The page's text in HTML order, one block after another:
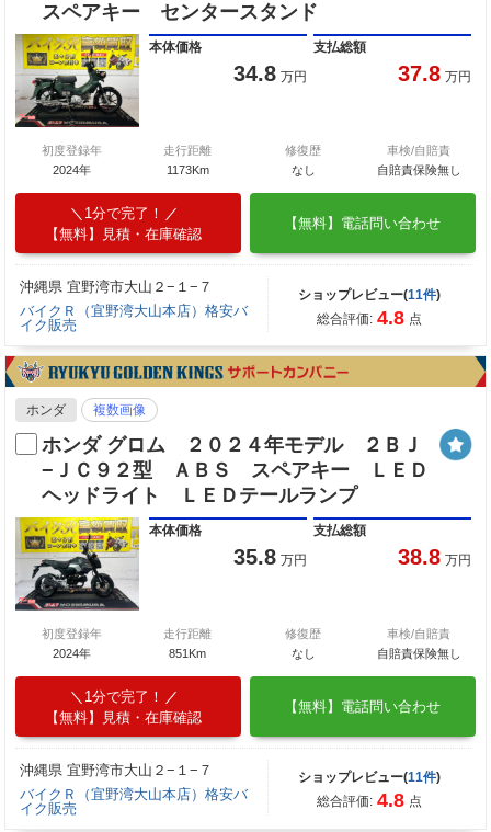
スペアキー センタースタンド
本体価格
34.8 万円
支払総額
37.8 万円
初度登録年
2024年
走行距離
1173Km
修復歴
なし
車検/自賠責
自賠責保険無し
1分で完了！
【無料】見積・在庫確認
【無料】電話問い合わせ
沖縄県 宜野湾市大山２−１−７
バイクＲ（宜野湾大山本店）格安バ
イク販売
ショップレビュー(11件)
総合評価: 4.8 点
ホンダ 複数画像
ホンダ グロム ２０２４年モデル ２ＢＪ
−ＪＣ９２型 ＡＢＳ スペアキー ＬＥＤ
ヘッドライト ＬＥＤテールランプ
本体価格
35.8 万円
支払総額
38.8 万円
初度登録年
2024年
走行距離
851Km
修復歴
なし
車検/自賠責
自賠責保険無し
1分で完了！
【無料】見積・在庫確認
【無料】電話問い合わせ
沖縄県 宜野湾市大山２−１−７
バイクＲ（宜野湾大山本店）格安バ
イク販売
ショップレビュー(11件)
総合評価: 4.8 点